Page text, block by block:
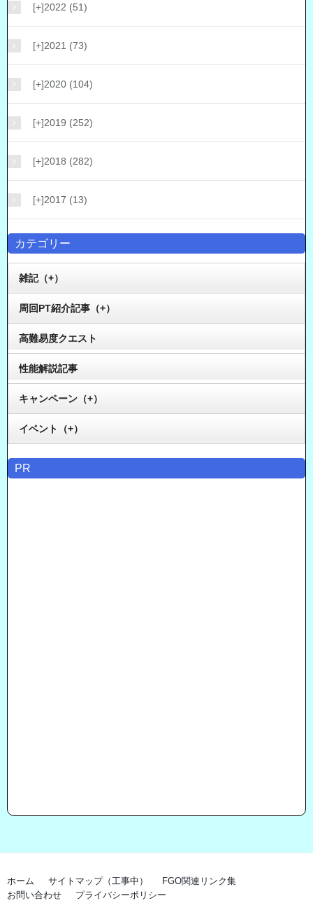
[+]2022 (51)
[+]2021 (73)
[+]2020 (104)
[+]2019 (252)
[+]2018 (282)
[+]2017 (13)
カテゴリー
雑記（+）
周回PT紹介記事（+）
高難易度クエスト
性能解説記事
キャンペーン（+）
イベント（+）
PR
ホーム サイトマップ（工事中）
FGO関連リンク集
お問い合わせ
プライバシーポリシー